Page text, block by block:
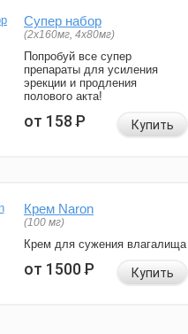
Супер набор
(2х160мг, 4х80мг)
Попробуй все супер
препараты для усиления
эрекции и продления
полового акта!
от 158Р Купить
Крем Naron
(100 мг)
Крем для сужения влагалища
от 1500Р Купить